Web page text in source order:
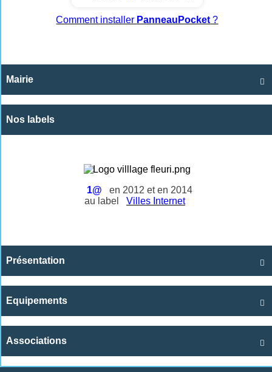
Comment installer PanneauPocket ?

Mairie
Nos labels
1@
en 2012 et en 2014
au label
Villes Internet

Présentation

Equipements

Associations